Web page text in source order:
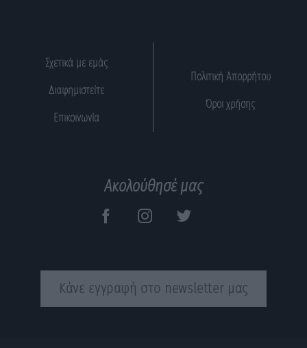
Σχετικά με εμάς
Διαφημιστείτε
Επικοινωνία
Πολιτική Απορρήτου
Όροι χρήσης
Ακολούθησέ μας
Κάνε εγγραφή στο newsletter μας